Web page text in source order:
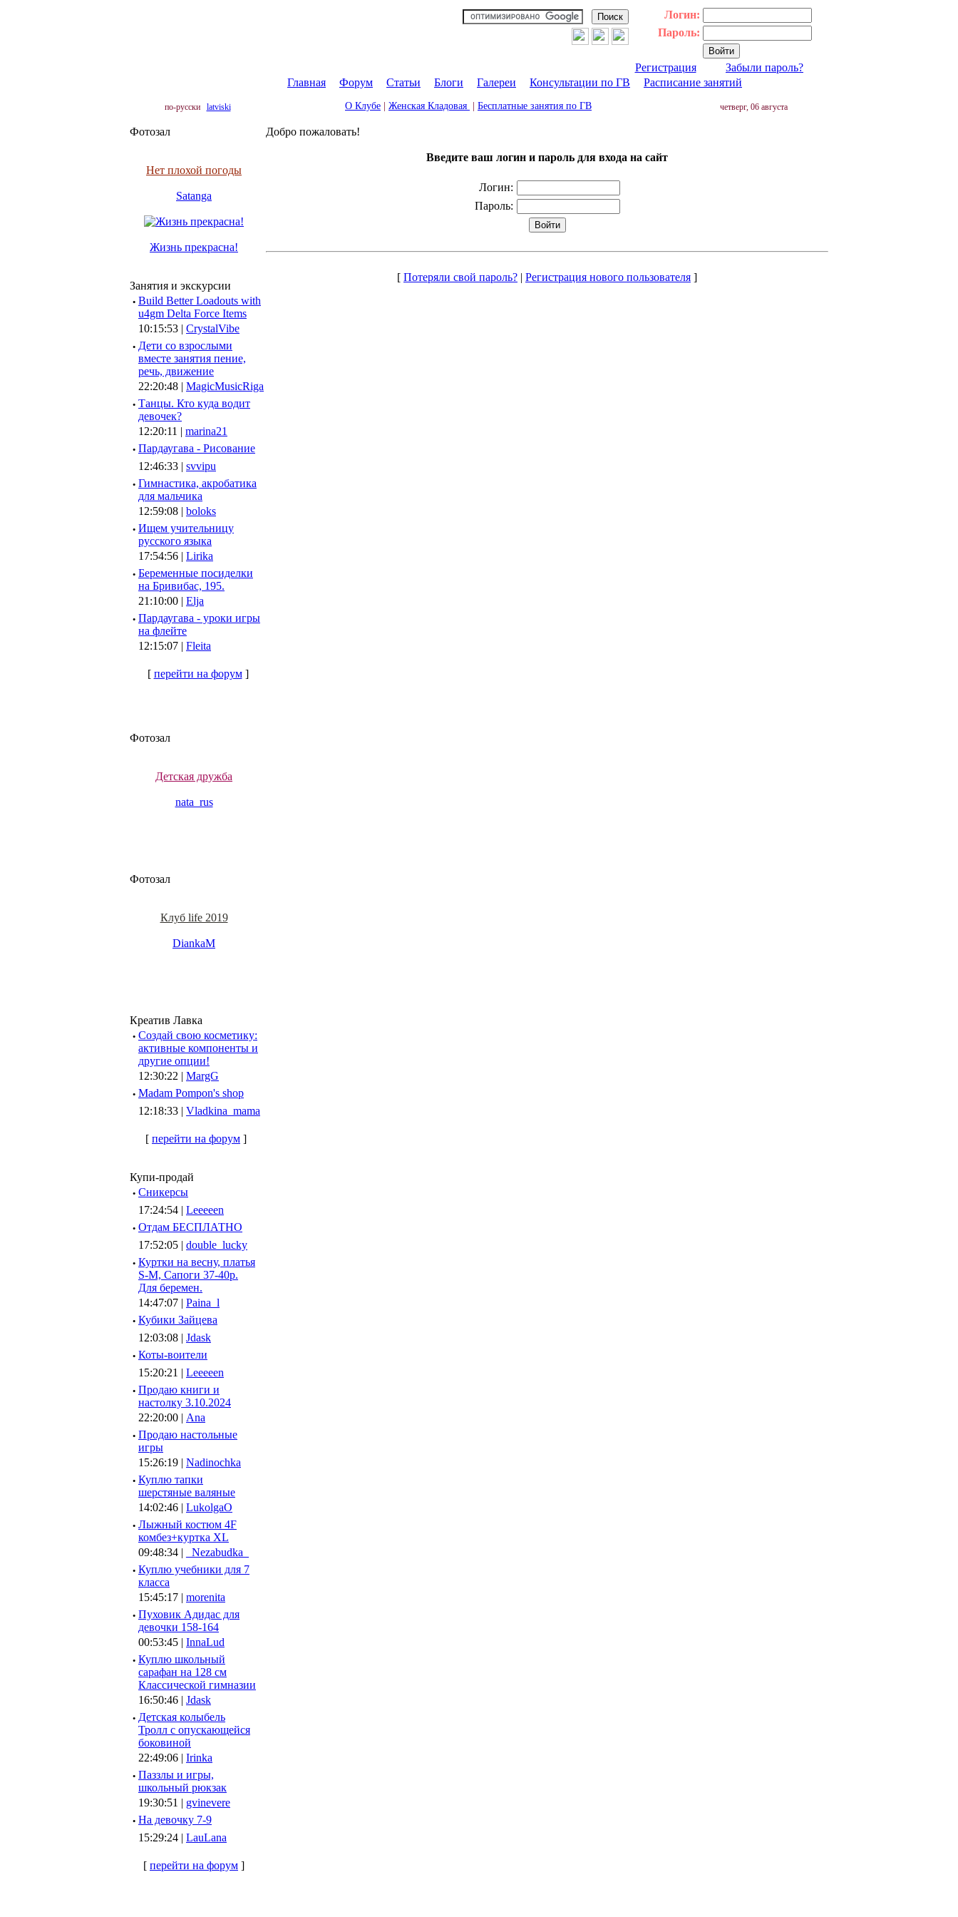
Логин:
Пароль:
Регистрация
Забыли пароль?
Главная
Форум Статьи Блоги Галереи Консультации по ГВ Расписание занятий
по-русски latviski О Клубе Женская Кладовая Бесплатные занятия по ГВ четверг, 06 августа
Фотозал
Нет плохой погоды
Satanga
Жизнь прекрасна!
Занятия и экскурсии
· Build Better Loadouts with
u4gm Delta Force Items
10:15:53 | CrystalVibe
· Дети со взрослыми
вместе занятия пение,
речь, движение
22:20:48 | MagicMusicRiga
· Танцы. Кто куда водит
девочек?
12:20:11 | marina21
· Пардаугава - Рисование
12:46:33 | svvipu
· Гимнастика, акробатика
для мальчика
12:59:08 | boloks
· Ищем учительницу
русского языка
17:54:56 | Lirika
· Беременные посиделки
на Бривибас, 195.
21:10:00 | Elja
· Пардаугава - уроки игры
на флейте
12:15:07 | Fleita
[ перейти на форум]
Фотозал
Детская дружба
nata_rus
Фотозал
Клуб life 2019
DiankaM
Креатив Лавка
· Создай свою косметику:
активные компоненты и
другие опции!
12:30:22 | MargG
· Madam Pompon's shop
12:18:33 | Vladkina_mama
[ перейти на форум ]
Купи-продай
· Сникерсы
17:24:54 | Leeeeen
· Отдам БЕСПЛАТНО
17:52:05 | double_lucky
· Куртки на весну, платья
S-M, Сапоги 37-40р.
Для беремен.
14:47:07 | Paina_l
· Кубики Зайцева
12:03:08 | Jdask
· Коты-воители
15:20:21 | Leeeeen
· Продаю книги и
настолку 3.10.2024
22:20:00 | Ana
· Продаю настольные
игры
15:26:19 | Nadinochka
· Куплю тапки
шерстяные валяные
14:02:46 | LukolgaO
· Лыжный костюм 4F
комбез+куртка XL
09:48:34 |
_Nezabudka_
· Куплю учебники для 7
класса
15:45:17 | morenita
· Пуховик Адидас для
девочки 158-164
00:53:45 | InnaLud
· Куплю школьный
сарафан на 128 см
Классической гимназии
16:50:46 | Jdask
· Детская колыбель
Тролл с опускающейся
боковиной
22:49:06 | Irinka
· Паззлы и игры,
школьный рюкзак
19:30:51 | gvinevere
· Hа девочку 7-9
15:29:24 | LauLana
[ перейти на форум ]
Добро пожаловать!
Введите ваш логин и пароль для входа на сайт
Логин:
Пароль:
[ Потеряли свой пароль? | Регистрация нового пользователя ]